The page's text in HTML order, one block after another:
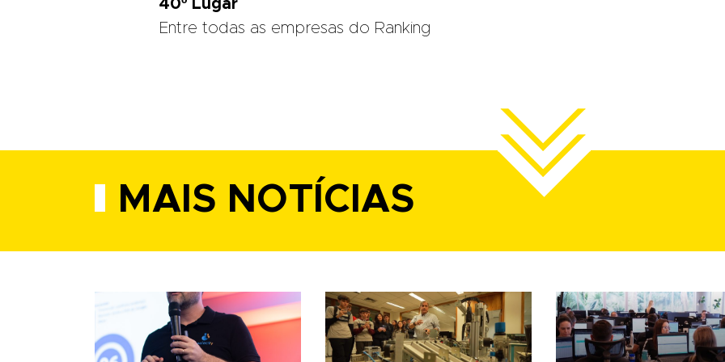
40º Lugar
Entre todas as empresas do Ranking
MAIS NOTÍCIAS